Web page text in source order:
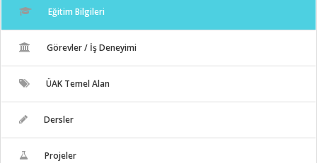
Eğitim Bilgileri
Görevler / İş Deneyimi
ÜAK Temel Alan
Dersler
Projeler